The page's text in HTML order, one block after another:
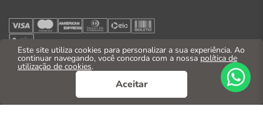
Este site utiliza cookies para personalizar a sua experiência. Ao
continuar navegando, você concorda com a nossapolítica de
utilização de cookies.
Aceitar
Segurança